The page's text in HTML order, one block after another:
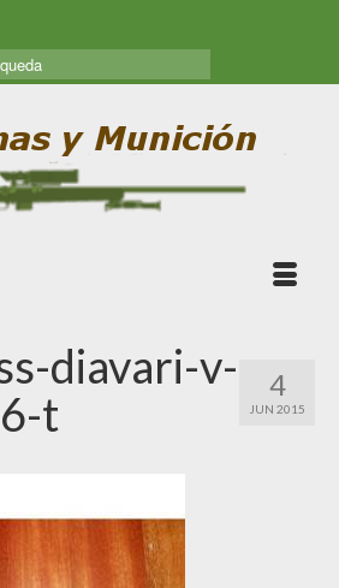
4
JUN 2015
diavari-v-
t